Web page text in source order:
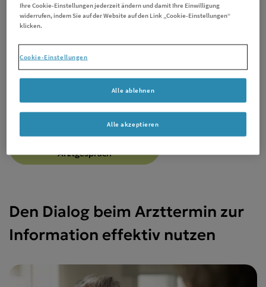
Wer gute Kenntnisse über die eigene Erkrankung hat, kann
schneller auf eine Verschlechterung reagieren und der Ärztin
Therapieplans unterstützen. Hilfreich sind Notizen vor dem
festzuhalten. Wichtig ist auch, im Gespräch eigene
Bedürfnisse zu formulieren und bei Unklarheiten
nachzufragen.
Arztgespräch
Den Dialog beim Arzttermin zur
Information effektiv nutzen
Ihre Cookie-Einstellungen jederzeit ändern und damit Ihre Einwilligung
widerrufen, indem Sie auf der Website auf den Link „Cookie-Einstellungen“
klicken.
Cookie-Einstellungen
Alle ablehnen
Alle akzeptieren